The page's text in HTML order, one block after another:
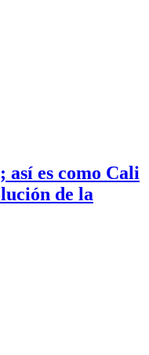
así es como Cali
de la